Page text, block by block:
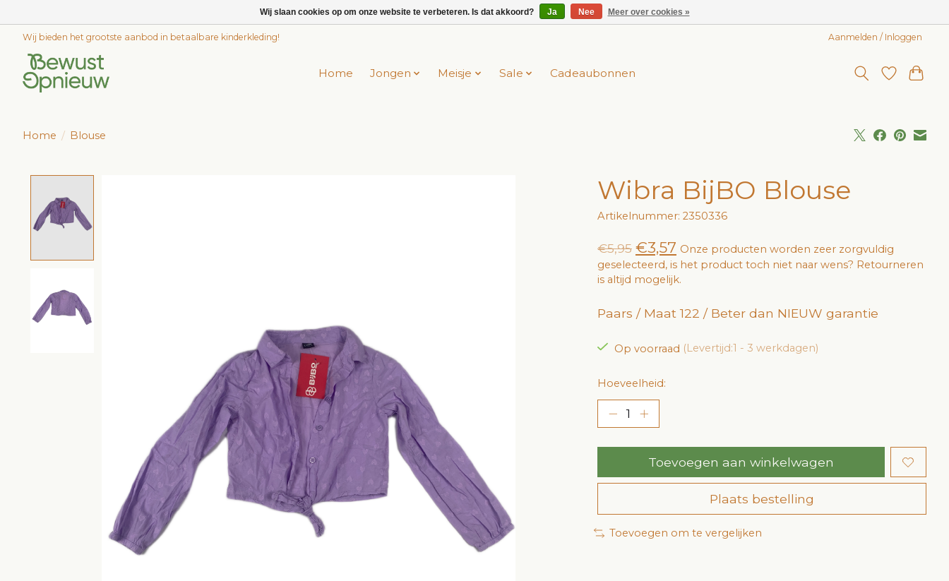
Wij bieden het grootste aanbod in betaalbare kinderkleding! Aanmelden / Inloggen
Home Jongen Meisje Sale Cadeaubonnen
Home / Blouse
Wibra BijBO Blouse
Artikelnummer: 2350336
€5,95 €3,57 Onze producten worden zeer zorgvuldig
geselecteerd, is het product toch niet naar wens? Retourneren
is altijd mogelijk.
Paars / Maat 122 / Beter dan NIEUW garantie
Op voorraad (Levertijd:1 - 3 werkdagen)
Hoeveelheid:
Toevoegen aan winkelwagen
Plaats bestelling
Toevoegen om te vergelijken
Wij slaan cookies op om onze website te verbeteren. Is dat akkoord? Ja Nee Meer over cookies »